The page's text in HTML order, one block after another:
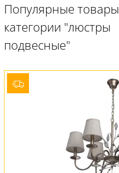
Популярные товары
категории "люстры
подвесные"